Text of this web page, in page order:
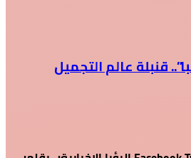
قنبلة عالم التجميل